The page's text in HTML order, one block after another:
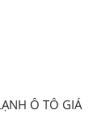
Ô TÔ GIÁ